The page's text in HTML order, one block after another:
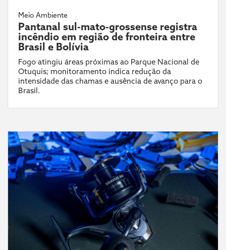
Meio Ambiente
Pantanal sul-mato-grossense registra
incêndio em região de fronteira entre
Brasil e Bolívia
Fogo atingiu áreas próximas ao Parque Nacional de
Otuquis; monitoramento indica redução da
intensidade das chamas e ausência de avanço para o
Brasil.